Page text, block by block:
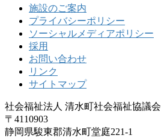
施設のご案内
プライバシーポリシー
ソーシャルメディアポリシー
採用
お問い合わせ
リンク
サイトマップ
社会福祉法人 清水町社会福祉協議会
〒4110903
静岡県駿東郡清水町堂庭221‐1